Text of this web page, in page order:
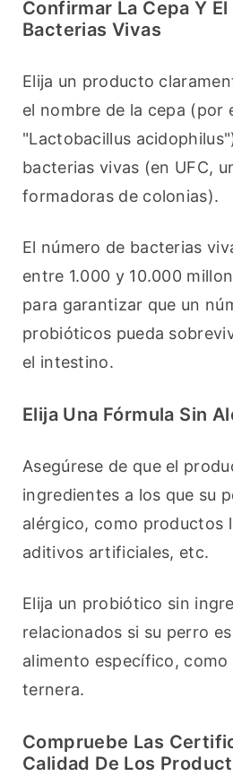
Confirmar La Cepa Y
Bacterias Vivas
Elija un producto
el nombre de la cepa (por
"Lactobacillus
bacterias vivas (en UFC,
formadoras de colonias).
El número de bacterias
entre 1.000 y 10.000
para garantizar que un
probióticos pueda
el intestino.
Elija Una Fórmula Sin
Asegúrese de que el
ingredientes a los que su
alérgico, como productos
aditivos artificiales, etc.
Elija un probiótico sin
relacionados si su perro
alimento específico, como
ternera.
Compruebe Las
Calidad De Los